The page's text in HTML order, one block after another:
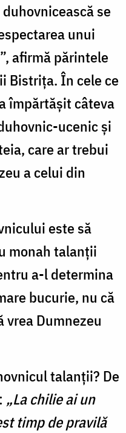
se
unui
afirmă părintele
Bistrița. În cele ce
împărtășit câteva
ucenic și
care ar trebui
a celui din
este să
monah talanții
a-l determina
bucurie, nu că
vrea Dumnezeu
talanții? De
„La chilie ai un
timp de pravilă